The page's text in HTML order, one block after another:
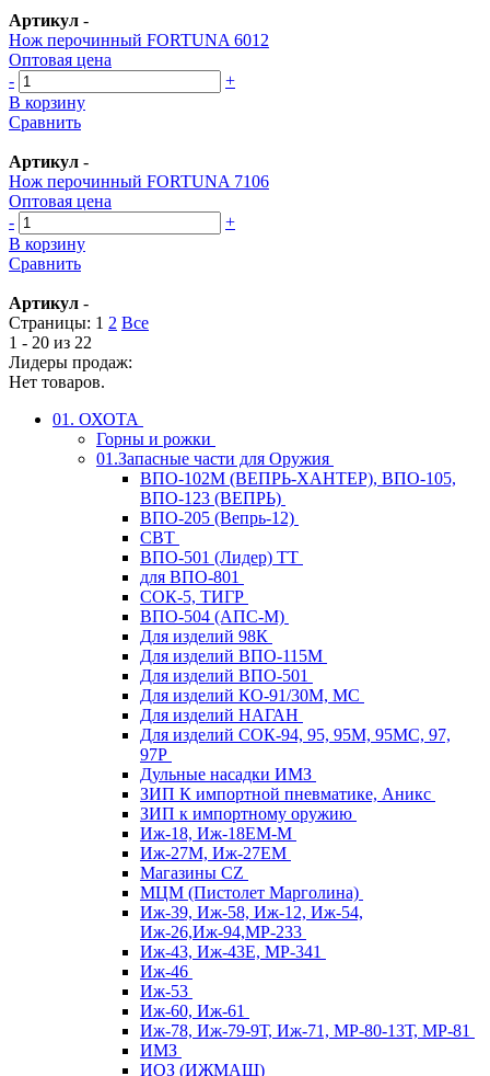
Артикул -
Нож перочинный FORTUNA 6012
Оптовая цена
-
+
В корзину
Сравнить
Артикул -
Нож перочинный FORTUNA 7106
Оптовая цена
-
+
В корзину
Сравнить
Артикул -
Страницы: 1 2 Все
1 - 20 из 22
Лидеры продаж:
Нет товаров.
01. ОХОТА
Горны и рожки
01.Запасные части для Оружия
ВПО-102М (ВЕПРЬ-ХАНТЕР), ВПО-105,
ВПО-123 (ВЕПРЬ)
ВПО-205 (Вепрь-12)
СВТ
ВПО-501 (Лидер) ТТ
для ВПО-801
СОК-5, ТИГР
ВПО-504 (АПС-М)
Для изделий 98К
Для изделий ВПО-115М
Для изделий ВПО-501
Для изделий КО-91/30М, МС
Для изделий НАГАН
Для изделий СОК-94, 95, 95М, 95МС, 97,
97Р
Дульные насадки ИМЗ
ЗИП К импортной пневматике, Аникс
ЗИП к импортному оружию
Иж-18, Иж-18ЕМ-М
Иж-27М, Иж-27ЕМ
Магазины CZ
МЦМ (Пистолет Марголина)
Иж-39, Иж-58, Иж-12, Иж-54,
Иж-26,Иж-94,МР-233
Иж-43, Иж-43Е, МР-341
Иж-46
Иж-53
Иж-60, Иж-61
Иж-78, Иж-79-9Т, Иж-71, МР-80-13Т, МР-81
ИМЗ
ИОЗ (ИЖМАШ)